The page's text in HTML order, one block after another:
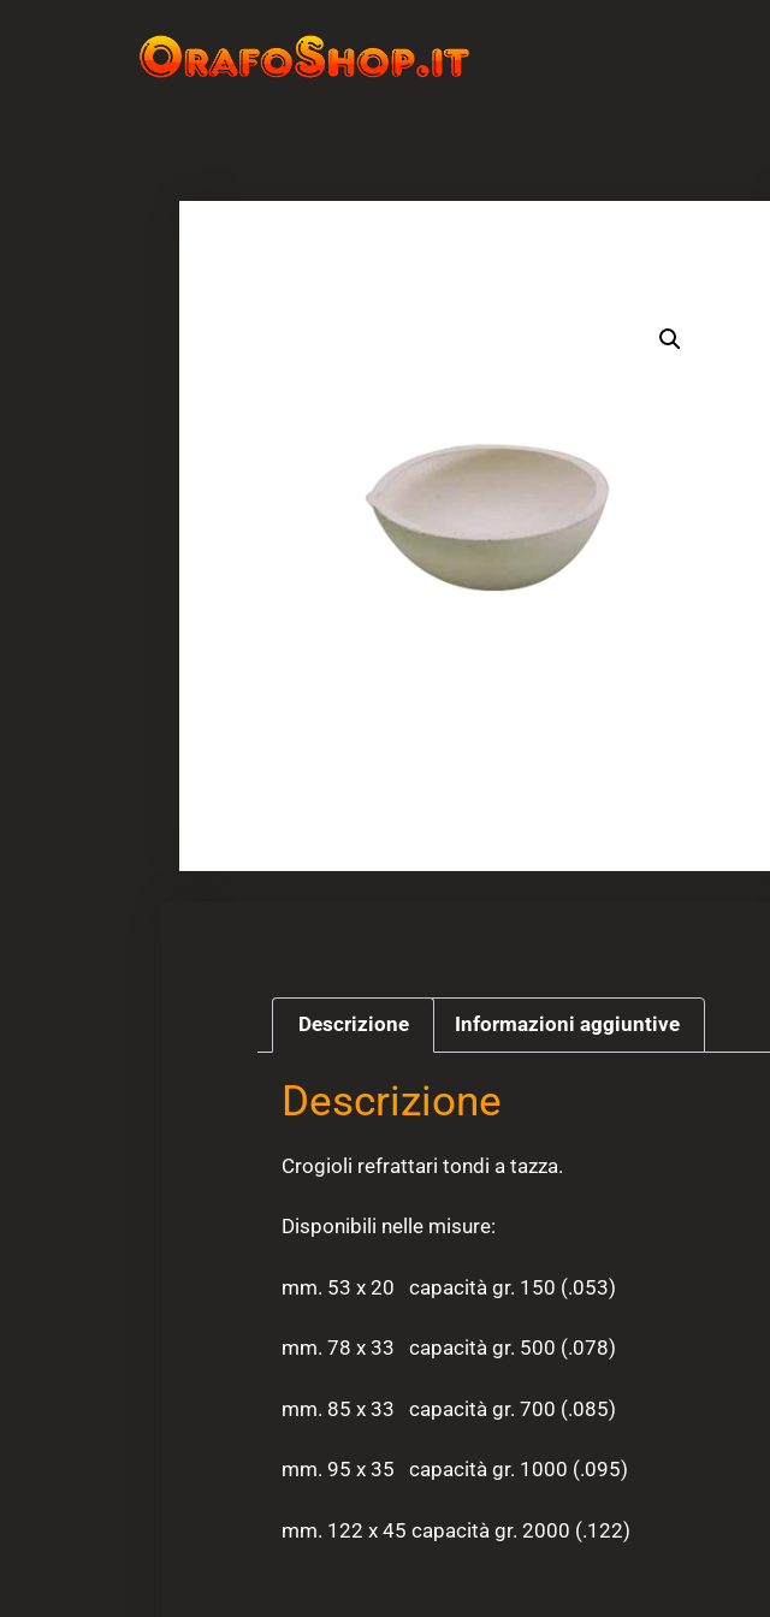
Descrizione Informazioni aggiuntive
Descrizione
Crogioli refrattari tondi a tazza.
Disponibili nelle misure:
mm. 53 x 20 capacità gr. 150 (.053)
mm. 78 x 33 capacità gr. 500 (.078)
mm. 85 x 33 capacità gr. 700 (.085)
mm. 95 x 35 capacità gr. 1000 (.095)
mm. 122 x 45 capacità gr. 2000 (.122)